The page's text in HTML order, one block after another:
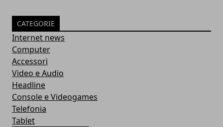
CATEGORIE
Internet news
Computer
Accessori
Video e Audio
Headline
Console e Videogames
Telefonia
Tablet